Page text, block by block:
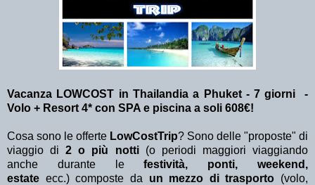
Vacanza LOWCOST in Thailandia a Phuket - 7 giorni -
Volo + Resort 4* con SPA e piscina a soli 608€!
Cosa sono le offerte LowCostTrip? Sono delle "proposte" di
viaggio di2 o più notti (o periodi maggiori viaggiando
anche durante lefestività, ponti, weekend,
estate ecc.) composte da un mezzo di trasporto (volo,